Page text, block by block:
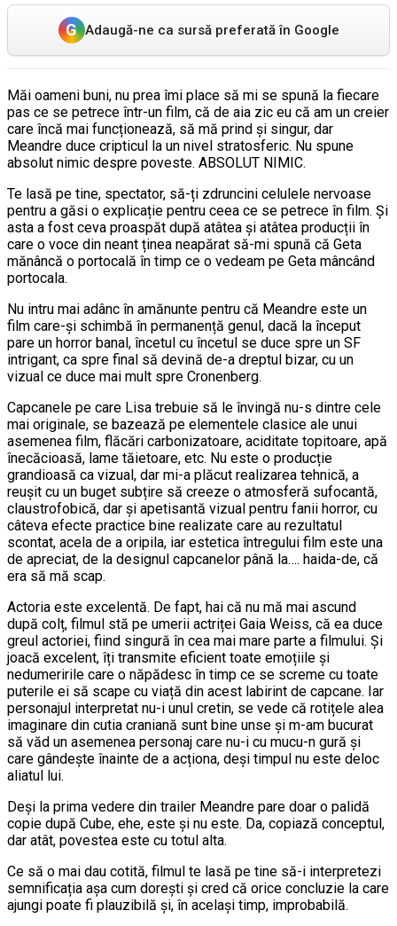
G Adaugă-ne ca sursă preferată în Google
Măi oameni buni, nu prea îmi place să mi se spună la fiecare
pas ce se petrece într-un film, că de aia zic eu că am un creier
care încă mai funcționează, să mă prind și singur, dar
Meandre duce cripticul la un nivel stratosferic. Nu spune
absolut nimic despre poveste. ABSOLUT NIMIC.
Te lasă pe tine, spectator, să-ți zdruncini celulele nervoase
pentru a găsi o explicație pentru ceea ce se petrece în film. Și
asta a fost ceva proaspăt după atâtea și atâtea producții în
care o voce din neant ținea neapărat să-mi spună că Geta
mănâncă o portocală în timp ce o vedeam pe Geta mâncând
portocala.
Nu intru mai adânc în amănunte pentru că Meandre este un
film care-și schimbă în permanență genul, dacă la început
pare un horror banal, încetul cu încetul se duce spre un SF
intrigant, ca spre final să devină de-a dreptul bizar, cu un
vizual ce duce mai mult spre Cronenberg.
Capcanele pe care Lisa trebuie să le învingă nu-s dintre cele
mai originale, se bazează pe elementele clasice ale unui
asemenea film, flăcări carbonizatoare, aciditate topitoare, apă
înecăcioasă, lame tăietoare, etc. Nu este o producție
grandioasă ca vizual, dar mi-a plăcut realizarea tehnică, a
reușit cu un buget subțire să creeze o atmosferă sufocantă,
claustrofobică, dar și apetisantă vizual pentru fanii horror, cu
câteva efecte practice bine realizate care au rezultatul
scontat, acela de a oripila, iar estetica întregului film este una
de apreciat, de la designul capcanelor până la…. haida-de, că
era să mă scap.
Actoria este excelentă. De fapt, hai că nu mă mai ascund
după colț, filmul stă pe umerii actriței Gaia Weiss, că ea duce
greul actoriei, fiind singură în cea mai mare parte a filmului. Și
joacă excelent, îți transmite eficient toate emoțiile și
nedumeririle care o năpădesc în timp ce se screme cu toate
puterile ei să scape cu viață din acest labirint de capcane. Iar
personajul interpretat nu-i unul cretin, se vede că rotițele alea
imaginare din cutia craniană sunt bine unse și m-am bucurat
să văd un asemenea personaj care nu-i cu mucu-n gură și
care gândește înainte de a acționa, deși timpul nu este deloc
aliatul lui.
Deși la prima vedere din trailer Meandre pare doar o palidă
copie după Cube, ehe, este și nu este. Da, copiază conceptul,
dar atât, povestea este cu totul alta.
Ce să o mai dau cotită, filmul te lasă pe tine să-i interpretezi
semnificația așa cum dorești și cred că orice concluzie la care
ajungi poate fi plauzibilă și, în același timp, improbabilă.